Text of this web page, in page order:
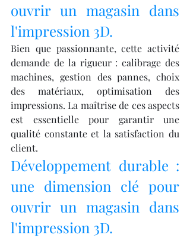
ouvrir un magasin dans
l'impression 3D.
Bien que passionnante, cette activité
demande de la rigueur : calibrage des
machines, gestion des pannes, choix
des matériaux, optimisation des
impressions. La maîtrise de ces aspects
est essentielle pour garantir une
qualité constante et la satisfaction du
client.
Développement durable :
une dimension clé pour
ouvrir un magasin dans
l'impression 3D.